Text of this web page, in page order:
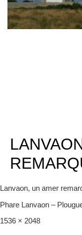
Lanvaon, un amer
Phare Lanvaon –
Full
1536 × 2048